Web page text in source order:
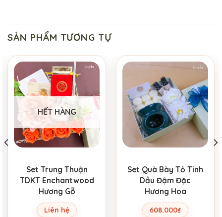
SẢN PHẨM TƯƠNG TỰ
HẾT HÀNG
Set Trung Thuận
TDKT Enchantwood
Hương Gỗ
Liên hệ
Set Quà Bày Tỏ Tinh
Dầu Đậm Đặc
Hương Hoa
608.000₫